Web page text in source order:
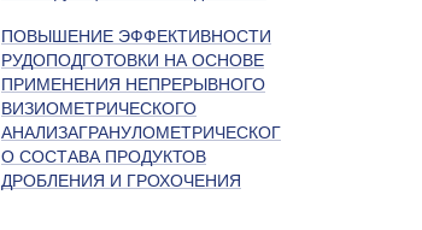
ПОВЫШЕНИЕ ЭФФЕКТИВНОСТИ
РУДОПОДГОТОВКИ НА ОСНОВЕ
ПРИМЕНЕНИЯ НЕПРЕРЫВНОГО
ВИЗИОМЕТРИЧЕСКОГО
АНАЛИЗАГРАНУЛОМЕТРИЧЕСКОГ
О СОСТАВА ПРОДУКТОВ
ДРОБЛЕНИЯ И ГРОХОЧЕНИЯ